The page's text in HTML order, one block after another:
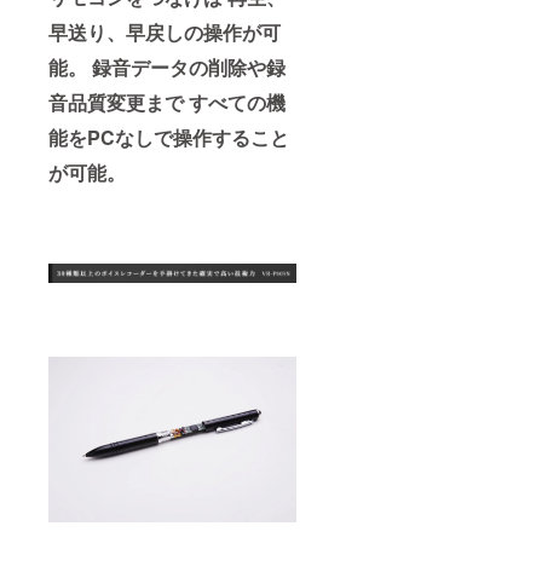
早送り、早戻しの操作が可
能。 録音データの削除や録
音品質変更まで すべての機
能をPCなしで操作すること
が可能。